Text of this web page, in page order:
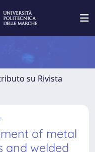
su Rivista
of metal
and welded